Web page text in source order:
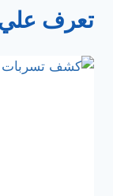
تعرف علي